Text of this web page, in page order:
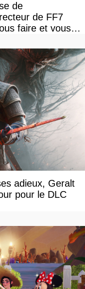
de
de FF7
faire et vous
adieux, Geralt
pour le DLC